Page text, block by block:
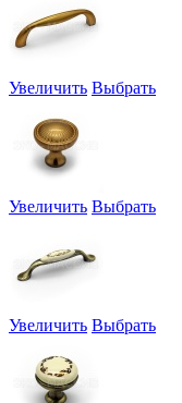
Увеличить Выбрать
Увеличить Выбрать
Увеличить Выбрать